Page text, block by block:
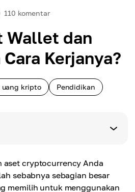
110 komentar
Wallet dan
Kerjanya?
uang kripto Pendidikan
aset cryptocurrency Anda
sebabnya sebagian besar
memilih untuk menggunakan